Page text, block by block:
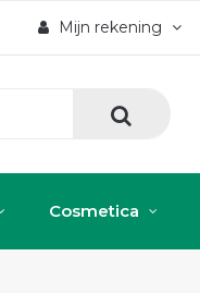
Mijn rekening
Cosmetica